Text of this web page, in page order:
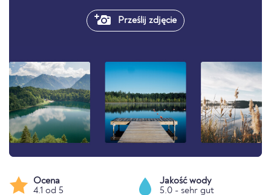
Prześlij zdjęcie
Ocena
4.1 od 5
Jakość wody
5.0 - sehr gut